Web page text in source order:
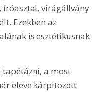
virágállvány
Ezekben az
is esztétikusnak
tapétázni, a most
eleve kárpitozott